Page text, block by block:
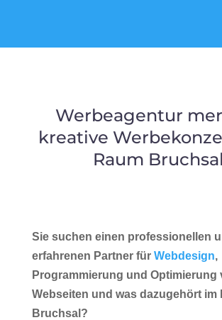
Werbeagentur
kreative
Raum Bruchsal
Sie suchen einen professionellen
erfahrenen Partner für Webdesign,
Programmierung und Optimierung
Webseiten und was dazugehört im
Bruchsal?